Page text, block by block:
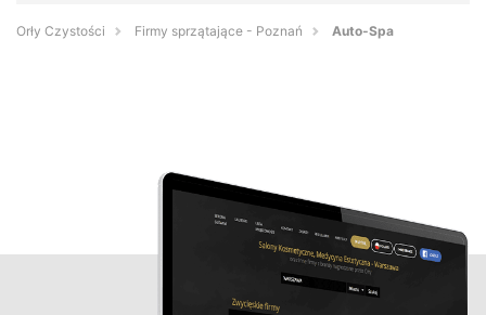
Orły Czystości Firmy sprzątające - Poznań Auto-Spa